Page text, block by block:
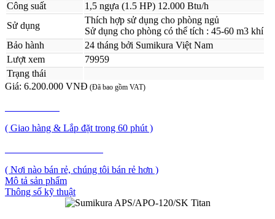
Công suất
1,5 ngựa (1.5 HP) 12.000 Btu/h
Sử dụng
Thích hợp sử dụng cho phòng ngủ
Sử dụng cho phòng có thể tích : 45-60 m3 khí
Bảo hành
24 tháng bởi Sumikura Việt Nam
Lượt xem
79959
Trạng thái
Giá: 6.200.000 VNĐ (Đã bao gồm VAT)
( Giao hàng & Lắp đặt trong 60 phút )
( Nơi nào bán rẻ, chúng tôi bán rẻ hơn )
Mô tả sản phẩm
Thông số kỹ thuật